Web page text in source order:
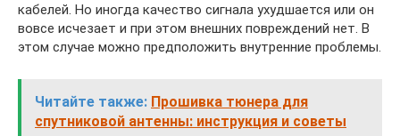
кабелей. Но иногда качество сигнала ухудшается или он
вовсе исчезает и при этом внешних повреждений нет. В
этом случае можно предположить внутренние проблемы.
Читайте также: Прошивка тюнера для
спутниковой антенны: инструкция и советы